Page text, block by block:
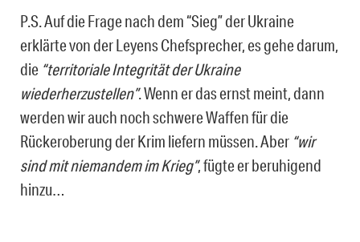
P.S. Auf die Frage nach dem “Sieg” der Ukraine
erklärte von der Leyens Chefsprecher, es gehe darum,
die “territoriale Integrität der Ukraine
wiederherzustellen”. Wenn er das ernst meint, dann
werden wir auch noch schwere Waffen für die
Rückeroberung der Krim liefern müssen. Aber “wir
sind mit niemandem im Krieg”, fügte er beruhigend
hinzu…